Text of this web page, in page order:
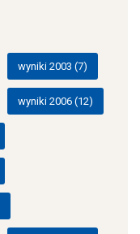
wyniki 2003 (7)
wyniki 2006 (12)